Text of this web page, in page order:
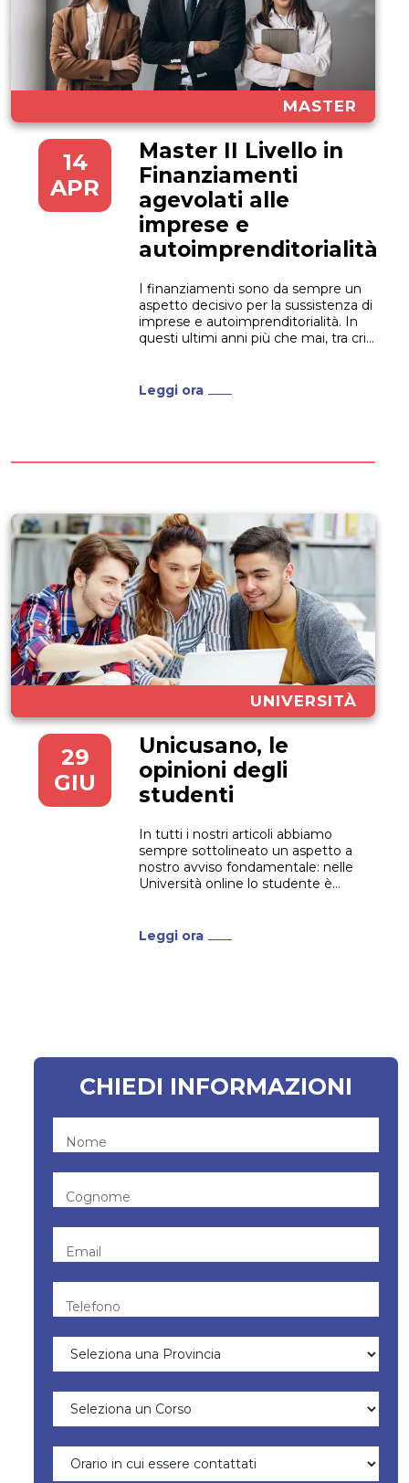
MASTER
14
APR
Master II Livello in
Finanziamenti
agevolati alle
imprese e
autoimprenditorialità
I finanziamenti sono da sempre un
aspetto decisivo per la sussistenza di
imprese e autoimprenditorialità. In
questi ultimi anni più che mai, tra crisi
stringere i denti, e cercare di
Leggi ora
UNIVERSITÀ
29
GIU
Unicusano, le
opinioni degli
studenti
In tutti i nostri articoli abbiamo
sempre sottolineato un aspetto a
nostro avviso fondamentale: nelle
Università online lo studente è
24/24h, chi decide di iscriversi a
Leggi ora
CHIEDI INFORMAZIONI
Nome
Cognome
Email
Telefono